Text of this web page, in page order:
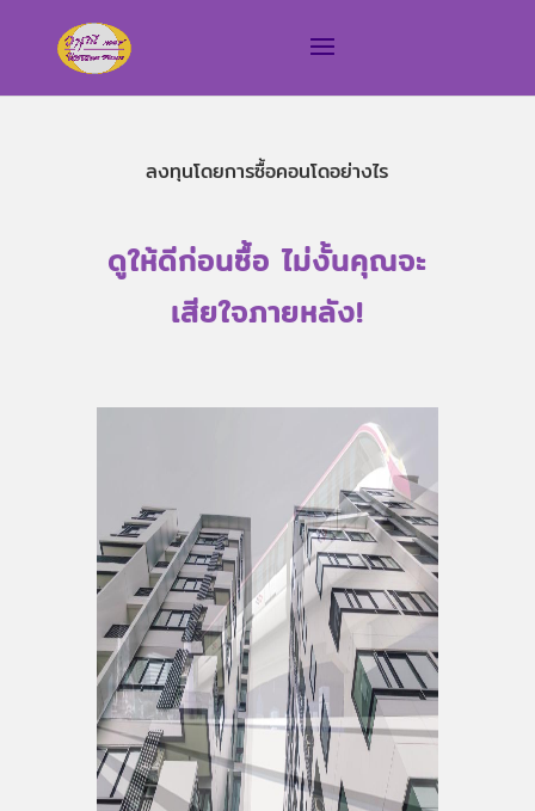
ลงทุนโดยการซื้อคอนโดอย่างไร
ดูให้ดีก่อนซื้อ ไม่งั้นคุณจะ
เสียใจภายหลัง!